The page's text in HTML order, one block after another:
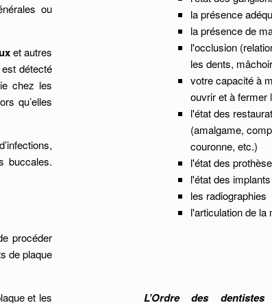
ou
et autres
détecté
chez les
qu’elles
buccales.
procéder
de plaque
et les
la présence
la présence de
l'occlusion
les dents,
votre capacité à
ouvrir et à fermer
l'état des
(amalgame,
couronne, etc.)
l'état des
l'état des
les radiographies
l'articulation de la
L’Ordre des